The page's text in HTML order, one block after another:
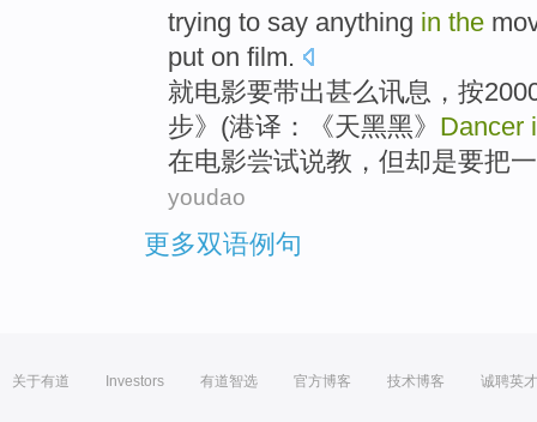
trying to say anything in the
put on film.
就电影要带出甚么讯息 ，按
步》(港译：《天黑黑》 Dancer
在电影尝试说教， 但却是要把
youdao
更多双语例句
关于有道 Investors 有道智选 官方博客 技术博客 诚聘英才